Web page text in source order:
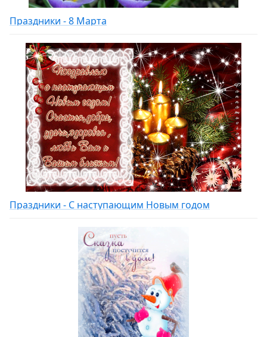
Праздники - 8 Марта
Праздники - С наступающим Новым годом